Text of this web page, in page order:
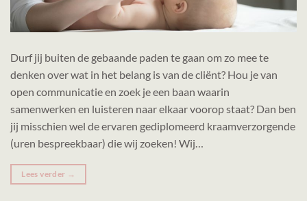
Durf jij buiten de gebaande paden te gaan om zo mee te
denken over wat in het belang is van de cliënt? Hou je van
open communicatie en zoek je een baan waarin
samenwerken en luisteren naar elkaar voorop staat? Dan ben
jij misschien wel de ervaren gediplomeerd kraamverzorgende
(uren bespreekbaar) die wij zoeken! Wij…
Lees verder →